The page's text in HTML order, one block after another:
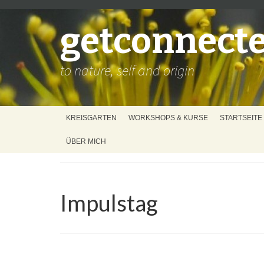
to nature, self and origin
KREISGARTEN WORKSHOPS & KURSE STARTSEITE
ÜBER MICH
Impulstag